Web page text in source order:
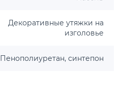
Декоративные утяжки на
изголовье
Пенополиуретан, синтепон